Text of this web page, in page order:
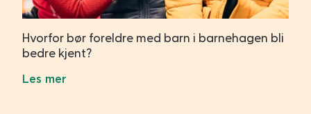
Hvorfor bør foreldre med barn i barnehagen bli
bedre kjent?
Les mer